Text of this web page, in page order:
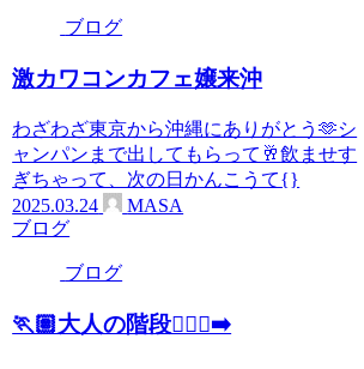
ブログ
激カワコンカフェ嬢来沖
わざわざ東京から沖縄にありがとう🫶シ
ャンパンまで出してもらって🥂飲ませす
ぎちゃって、次の日かんこうて{}
2025.03.24
MASA
ブログ
ブログ
🏃🏽大人の階段🏃🏻‍♂️‍➡️